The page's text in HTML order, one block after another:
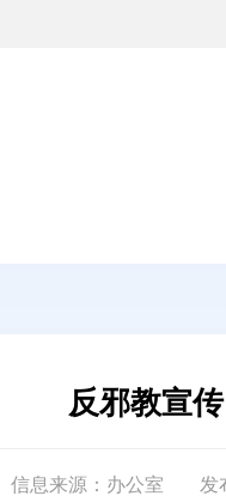
反邪教宣
信息来源：办公室 发